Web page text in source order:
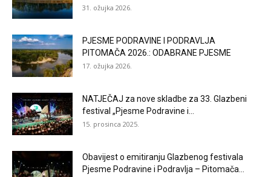
31. ožujka 2026.
PJESME PODRAVINE I PODRAVLJA
PITOMAČA 2026.: ODABRANE PJESME
17. ožujka 2026.
NATJEČAJ za nove skladbe za 33. Glazbeni
festival „Pjesme Podravine i...
15. prosinca 2025.
Obavijest o emitiranju Glazbenog festivala
Pjesme Podravine i Podravlja – Pitomača...